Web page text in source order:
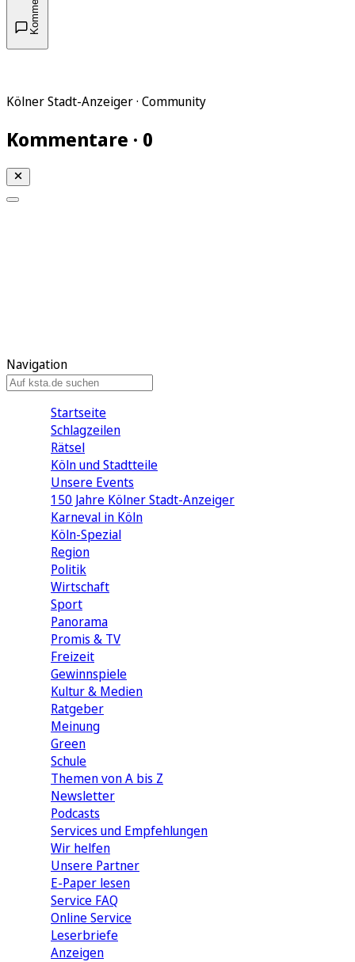
Kölner Stadt-Anzeiger · Community
Kommentare · 0
Navigation
Startseite
Schlagzeilen
Rätsel
Köln und Stadtteile
Unsere Events
150 Jahre Kölner Stadt-Anzeiger
Karneval in Köln
Köln-Spezial
Region
Politik
Wirtschaft
Sport
Panorama
Promis & TV
Freizeit
Gewinnspiele
Kultur & Medien
Ratgeber
Meinung
Green
Schule
Themen von A bis Z
Newsletter
Podcasts
Services und Empfehlungen
Wir helfen
Unsere Partner
E-Paper lesen
Service FAQ
Online Service
Leserbriefe
Anzeigen